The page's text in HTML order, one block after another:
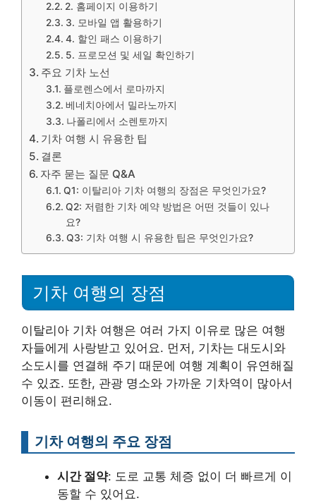
2. 홈페이지 이용하기
3. 모바일 앱 활용하기
4. 할인 패스 이용하기
5. 프로모션 및 세일 확인하기
주요 기차 노선
플로렌스에서 로마까지
베네치아에서 밀라노까지
나폴리에서 소렌토까지
기차 여행 시 유용한 팁
결론
자주 묻는 질문 Q&A
Q1: 이탈리아 기차 여행의 장점은 무엇인가요?
Q2: 저렴한 기차 예약 방법은 어떤 것들이 있나
요?
Q3: 기차 여행 시 유용한 팁은 무엇인가요?
기차 여행의 장점
이탈리아 기차 여행은 여러 가지 이유로 많은 여행
자들에게 사랑받고 있어요. 먼저, 기차는 대도시와
소도시를 연결해 주기 때문에 여행 계획이 유연해질
수 있죠. 또한, 관광 명소와 가까운 기차역이 많아서
이동이 편리해요.
기차 여행의 주요 장점
시간 절약: 도로 교통 체증 없이 더 빠르게 이
동할 수 있어요.